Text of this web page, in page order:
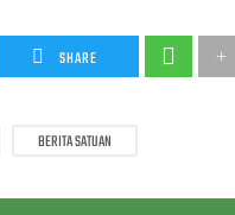
SHARE
BERITA SATUAN